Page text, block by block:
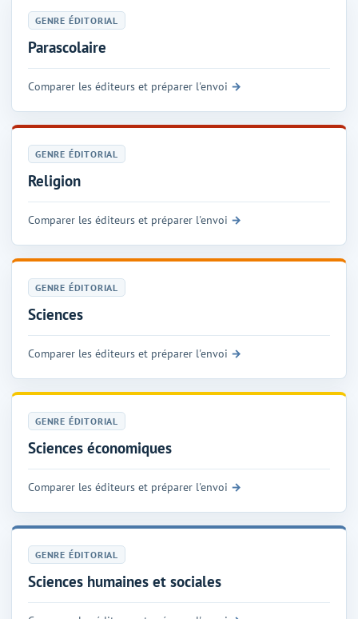
GENRE ÉDITORIAL
Parascolaire
Comparer les éditeurs et préparer l'envoi
GENRE ÉDITORIAL
Religion
Comparer les éditeurs et préparer l'envoi
GENRE ÉDITORIAL
Sciences
Comparer les éditeurs et préparer l'envoi
GENRE ÉDITORIAL
Sciences économiques
Comparer les éditeurs et préparer l'envoi
GENRE ÉDITORIAL
Sciences humaines et sociales